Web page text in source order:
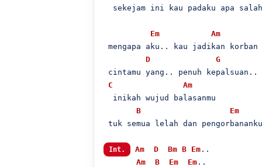
sekejam ini kau padaku apa
Em
Am
mengapa aku.. kau jadikan korban
D
G
cintamu yang.. penuh kepalsuan..
C
Am
  inikah wujud balasanmu
B
Em
tuk semua lelah dan
Int. Am D Bm B Em ..
Am
B Em Em ..